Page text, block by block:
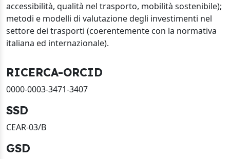
accessibilità, qualità nel trasporto, mobilità sostenibile);
metodi e modelli di valutazione degli investimenti nel
settore dei trasporti (coerentemente con la normativa
italiana ed internazionale).
RICERCA-ORCID
0000-0003-3471-3407
SSD
CEAR-03/B
GSD